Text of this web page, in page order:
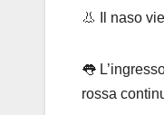
👃 Il naso
👅
rossa